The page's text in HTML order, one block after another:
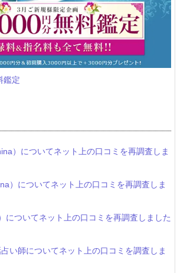
鑑定
）についてネット上の口コミを再調査しま
）についてネット上の口コミを再調査しま
についてネット上の口コミを再調査しました
い師についてネット上の口コミを調査しま